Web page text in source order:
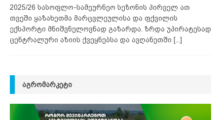
2025/26 სასოფლო-სამეურნეო სეზონის პირველ ათ
თვეში ყაზახეთმა მარცვლეულისა და ფქვილის
ექსპორტი მნიშვნელოვნად გაზარდა. ზრდა უპირატესად
ცენტრალური აზიის ქვეყნებსა და ავღანეთში [...]
ᲐᲒᲠᲝᲛᲐᲠᲙᲔᲢᲘ